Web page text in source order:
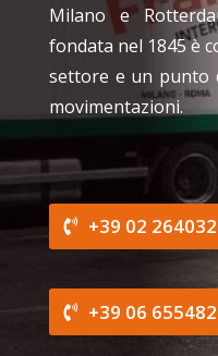
Milano e
fondata nel 1845 è
settore e un punto
movimentazioni.
+39 02
+39 06